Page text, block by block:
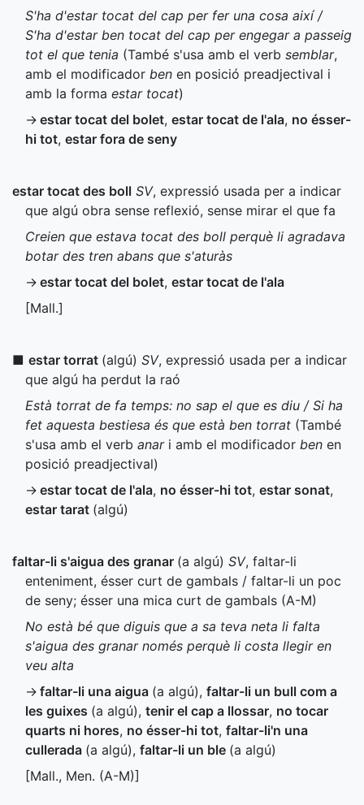
S'ha d'estar tocat del cap per fer una cosa així /
S'ha d'estar ben tocat del cap per engegar a passeig
tot el que tenia (També s'usa amb el verb semblar,
amb el modificador ben en posició preadjectival i
amb la forma estar tocat)
→ estar tocat del bolet, estar tocat de l'ala, no ésser-
hi tot, estar fora de seny
estar tocat des boll SV, expressió usada per a indicar
que algú obra sense reflexió, sense mirar el que fa
Creien que estava tocat des boll perquè li agradava
botar des tren abans que s'aturàs
→ estar tocat del bolet, estar tocat de l'ala
[Mall.]
■ estar torrat (algú) SV, expressió usada per a indicar
que algú ha perdut la raó
Està torrat de fa temps: no sap el que es diu / Si ha
fet aquesta bestiesa és que està ben torrat (També
s'usa amb el verb anari amb el modificador ben en
posició preadjectival)
→ estar tocat de l'ala, no ésser-hi tot, estar sonat,
estar tarat (algú)
faltar-li s'aigua des granar (a algú) SV, faltar-li
enteniment, ésser curt de gambals / faltar-li un poc
de seny; ésser una mica curt de gambals (A-M)
No està bé que diguis que a sa teva neta li falta
s'aigua des granar només perquè li costa llegir en
veu alta
→ faltar-li una aigua (a algú), faltar-li un bull com a
les guixes (a algú), tenir el cap a llossar, no tocar
quarts ni hores, no ésser-hi tot, faltar-li'n una
cullerada (a algú), faltar-li un ble (a algú)
[Mall., Men. (A-M)]